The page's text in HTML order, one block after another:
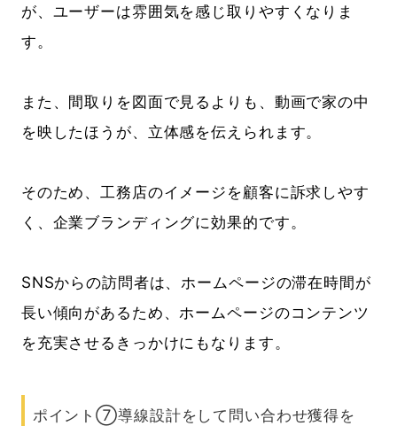
が、ユーザーは雰囲気を感じ取りやすくなりま
す。
また、間取りを図面で見るよりも、動画で家の中
を映したほうが、立体感を伝えられます。
そのため、工務店のイメージを顧客に訴求しやす
く、企業ブランディングに効果的です。
SNSからの訪問者は、ホームページの滞在時間が
長い傾向があるため、ホームページのコンテンツ
を充実させるきっかけにもなります。
ポイント⑦導線設計をして問い合わせ獲得を